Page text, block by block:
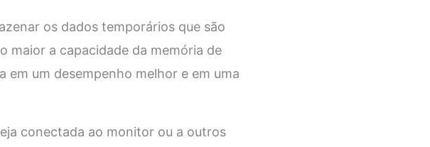
os dados temporários que são
maior a capacidade da memória de
em um desempenho melhor e em uma
conectada ao monitor ou a outros